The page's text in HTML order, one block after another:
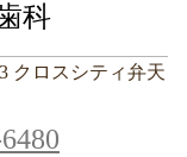
科
クロスシティ弁天